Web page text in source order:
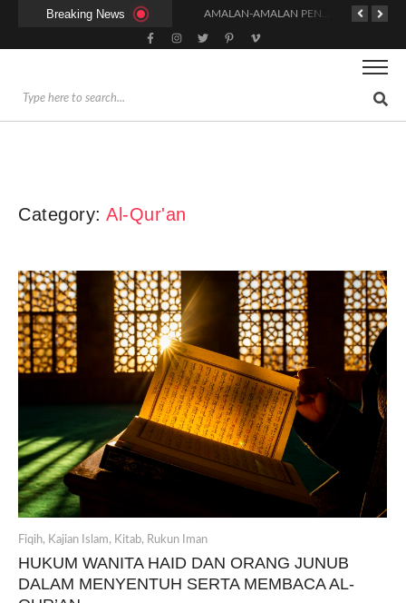
Breaking News
Category: Al-Qur'an
Fiqih, Kajian Islam, Kitab, Rukun Iman
HUKUM WANITA HAID DAN ORANG JUNUB
DALAM MENYENTUH SERTA MEMBACA AL-